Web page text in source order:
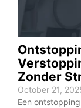
Zonder
October 21,
Een